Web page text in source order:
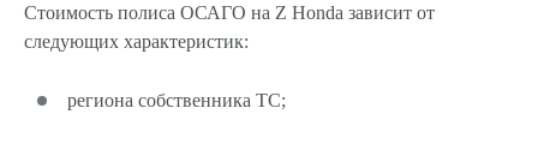
Стоимость полиса ОСАГО на Z Honda зависит от
следующих характеристик:
региона собственника ТС;